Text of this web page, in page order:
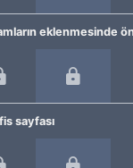
eklenmesinde
sayfası